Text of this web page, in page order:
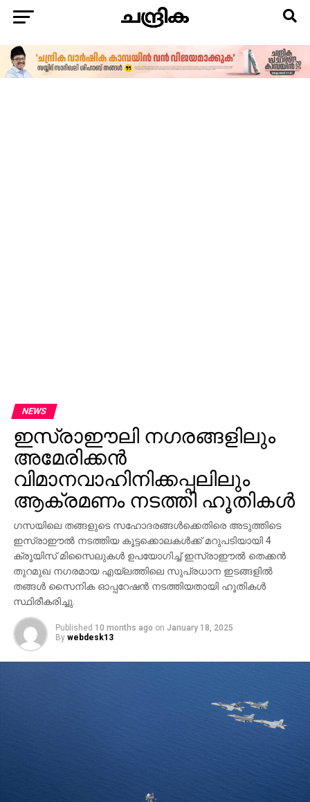
NEWS
ഇസ്രാഈലി നഗരങ്ങളിലും
അമേരിക്കന്‍
വിമാനവാഹിനിക്കപ്പലിലും
ആക്രമണം നടത്തി ഹൂതികള്‍
ഗസയിലെ തങ്ങളുടെ സഹോദരങ്ങള്‍ക്കെതിരെ അടുത്തിടെ
ഇസ്രാഈല്‍ നടത്തിയ കൂട്ടക്കൊലകള്‍ക്ക് മറുപടിയായി 4
ക്രൂയിസ് മിസൈലുകള്‍ ഉപയോഗിച്ച് ഇസ്രാഈല്‍ തെക്കന്‍
തുറമുഖ നഗരമായ എയ്ലത്തിലെ സുപ്രധാന ഇടങ്ങളില്‍
തങ്ങള്‍ സൈനിക ഓപ്പറേഷന്‍ നടത്തിയതായി ഹൂതികള്‍
സ്ഥിരീകരിച്ചു.
Published 10 months ago on January 18, 2025
By webdesk13